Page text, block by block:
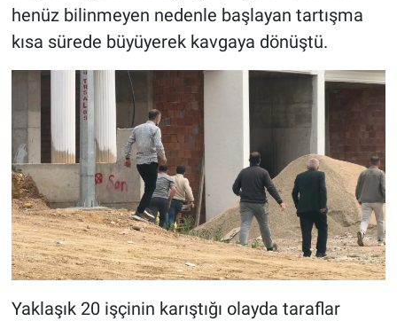
henüz bilinmeyen nedenle başlayan tartışma
kısa sürede büyüyerek kavgaya dönüştü.
Yaklaşık 20 işçinin karıştığı olayda taraflar